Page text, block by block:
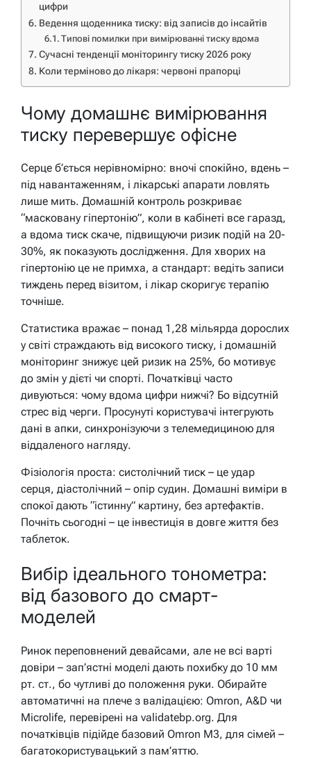
цифри
Ведення щоденника тиску: від записів до інсайтів
Типові помилки при вимірюванні тиску вдома
Сучасні тенденції моніторингу тиску 2026 року
Коли терміново до лікаря: червоні прапорці
Чому домашнє вимірювання
тиску перевершує офісне
Серце б’ється нерівномірно: вночі спокійно, вдень –
під навантаженням, і лікарські апарати ловлять
лише мить. Домашній контроль розкриває
“масковану гіпертонію”, коли в кабінеті все гаразд,
а вдома тиск скаче, підвищуючи ризик подій на 20-
30%, як показують дослідження. Для хворих на
гіпертонію це не примха, а стандарт: ведіть записи
тиждень перед візитом, і лікар скоригує терапію
точніше.
Статистика вражає – понад 1,28 мільярда дорослих
у світі страждають від високого тиску, і домашній
моніторинг знижує цей ризик на 25%, бо мотивує
до змін у дієті чи спорті. Початківці часто
дивуються: чому вдома цифри нижчі? Бо відсутній
стрес від черги. Просунуті користувачі інтегрують
дані в апки, синхронізуючи з телемедициною для
віддаленого нагляду.
Фізіологія проста: систолічний тиск – це удар
серця, діастолічний – опір судин. Домашні виміри в
спокої дають “істинну” картину, без артефактів.
Почніть сьогодні – це інвестиція в довге життя без
таблеток.
Вибір ідеального тонометра:
від базового до смарт-
моделей
Ринок переповнений девайсами, але не всі варті
довіри – зап’ястні моделі дають похибку до 10 мм
рт. ст., бо чутливі до положення руки. Обирайте
автоматичні на плече з валідацією: Omron, A&D чи
Microlife, перевірені на validatebp.org. Для
початківців підійде базовий Omron M3, для сімей –
багатокористувацький з пам’яттю.